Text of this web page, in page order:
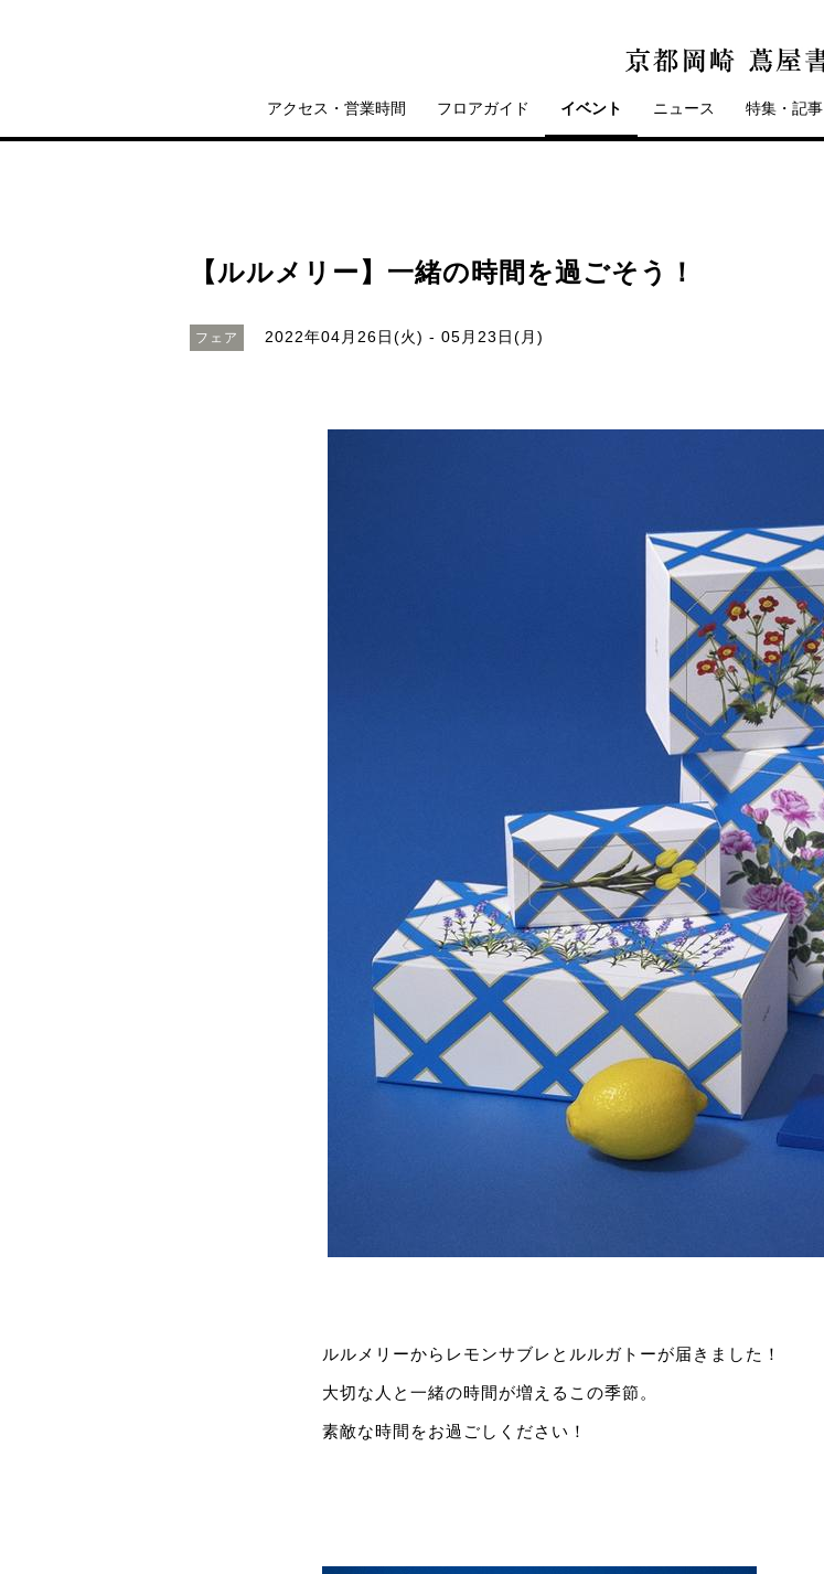
アクセス・営業時間 フロアガイド イベント ニュース 特集・記事
【ルルメリー】一緒の時間を過ごそう！
フェア 2022年04月26日(火) - 05月23日(月)
ルルメリーからレモンサブレとルルガトーが届きました！
大切な人と一緒の時間が増えるこの季節。
素敵な時間をお過ごしください！